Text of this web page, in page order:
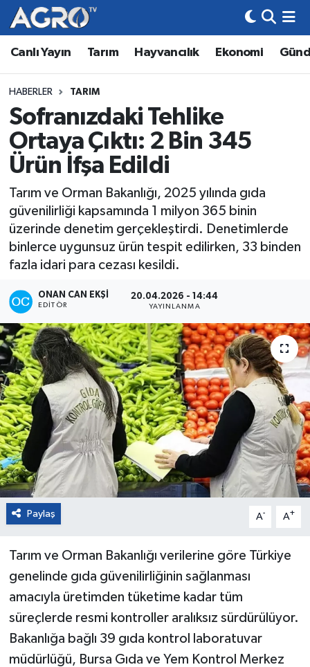
Canlı Yayın Tarım Hayvancılık Ekonomi
HABERLER TARIM
Sofranızdaki Tehlike
Ortaya Çıktı: 2 Bin 345
Ürün İfşa Edildi
Tarım ve Orman Bakanlığı, 2025 yılında gıda
güvenilirliği kapsamında 1 milyon 365 binin
üzerinde denetim gerçekleştirdi. Denetimlerde
binlerce uygunsuz ürün tespit edilirken, 33 binden
fazla idari para cezası kesildi.
ONAN CAN EKŞI
EDITÖR
20.04.2026 - 14:44
YAYINLANMA
Paylaş A- A+
Tarım ve Orman Bakanlığı verilerine göre Türkiye
genelinde gıda güvenilirliğinin sağlanması
amacıyla üretimden tüketime kadar tüm
süreçlerde resmi kontroller aralıksız sürdürülüyor.
Bakanlığa bağlı 39 gıda kontrol laboratuvar
müdürlüğü, Bursa Gıda ve Yem Kontrol Merkez
Hava Durumu
Trafik Durumu
Süper Lig Puan Durumu ve Fikstür
Tüm Manşetler
Son Dakika Haberleri
Haber Arşivi